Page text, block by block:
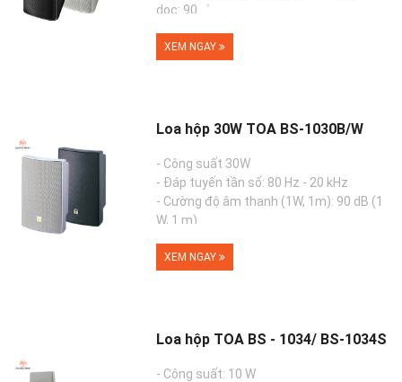
dọc: 90゜
1000WT)
XEM NGAY
Loa hộp 30W TOA BS-1030B/W
- Công suất 30W
- Đáp tuyến tần số: 80 Hz - 20 kHz
- Cường độ âm thanh (1W, 1m): 90 dB (1
W, 1 m)
cao xuống trở kháng t...
XEM NGAY
Loa hộp TOA BS - 1034/ BS-1034S
- Công suất: 10 W